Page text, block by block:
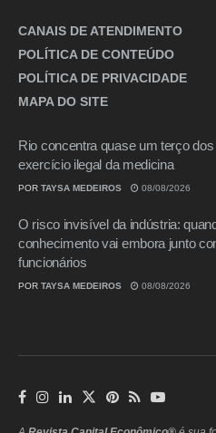
CANAIS DE ATENDIMENTO
POLÍTICA DE CONTEÚDO
POLÍTICA DE PRIVACIDADE
MAPA DO SITE
Rio concentra quase um terço
exercício ilegal da medicina
POR TAYSA MEDEIROS 08/08/2026
O risco invisível da indústria:
conhecimento vai embora junto
funcionários
POR TAYSA MEDEIROS 08/08/2026